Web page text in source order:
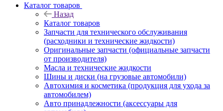
Каталог товаров
Назад
Каталог товаров
Запчасти для технического обслуживания
(расходники и технические жидкости)
Оригинальные запчасти (официальные запчасти
от производителя)
Масла и технические жидкости
Шины и диски (на грузовые автомобили)
Автохимия и косметика (продукция для ухода за
автомобилем)
Авто принадлежности (аксессуары для